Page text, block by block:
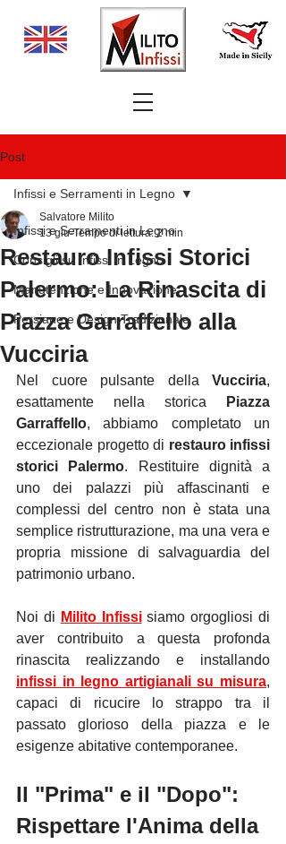
Post
Infissi e Serramenti in Legno
Consigli su Infissi in Legno
Manutenzione e Innovazione
Persiane e Design Tradizionale
Infissi e Serramenti in Legno
Restauro Infissi Storici
Palermo: La Rinascita di
Piazza Garraffello alla
Vucciria
Salvatore Milito
13 giu Tempo di lettura: 2 min
Nel cuore pulsante della Vucciria,
esattamente nella storica
Piazza
Garraffello, abbiamo completato un
eccezionale progetto di restauro infissi
storici Palermo. Restituire dignità a
uno dei palazzi più affascinanti e
complessi del centro non è stata una
semplice ristrutturazione, ma una vera e
propria missione di salvaguardia del
patrimonio urbano.
Noi di Milito Infissi siamo orgogliosi di
aver contribuito a questa profonda
infissi in legno artigianali su misura,
capaci di ricucire lo strappo tra il
passato glorioso della piazza e le
esigenze abitative contemporanee.
Il "Prima" e il "Dopo":
Rispettare l'Anima della